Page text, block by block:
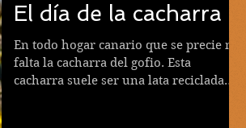
El día de la cacharra
En todo hogar canario que se precie no
falta la cacharra del gofio. Esta
cacharra suele ser una lata reciclada